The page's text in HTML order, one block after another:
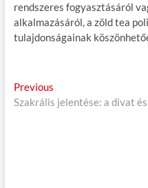
rendszeres fogyasztásáról
alkalmazásáról, a zöld tea
tulajdonságainak
B
e
Previous
r
Szakrális jelentése: a divat